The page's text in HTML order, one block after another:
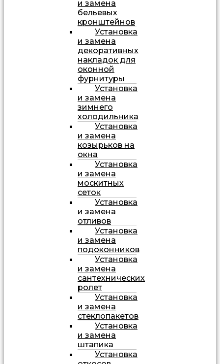
и замена
бельевых
кронштейнов
Установка
и замена
декоративных
накладок для
оконной
фурнитуры
Установка
и замена
зимнего
холодильника
Установка
и замена
козырьков на
окна
Установка
и замена
москитных
сеток
Установка
и замена
отливов
Установка
и замена
подоконников
Установка
и замена
сантехнических
ролет
Установка
и замена
стеклопакетов
Установка
и замена
штапика
Установка